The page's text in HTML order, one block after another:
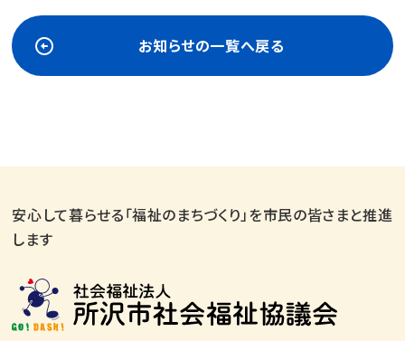
お知らせの一覧へ戻る
安心して暮らせる「福祉のまちづくり」を市民の皆さまと推進
します